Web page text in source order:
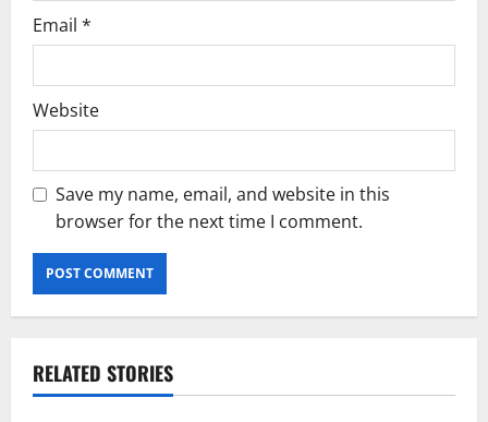
Email *
Website
Save my name, email, and website in this
browser for the next time I comment.
RELATED STORIES